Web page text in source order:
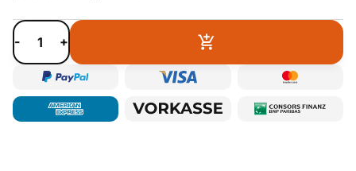
- +